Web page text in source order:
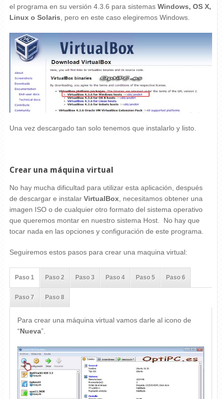
el programa en su versión 4.3.6 para sistemas Windows, OS X,
Linux o Solaris , pero en este caso elegiremos Windows.
Una vez descargado tan solo tenemos que instalarlo y listo.
Crear una máquina virtual
No hay mucha dificultad para utilizar esta aplicación, después
de descargar e instalar VirtualBox, necesitamos obtener una
imagen ISO o de cualquier otro formato del sistema operativo
que queremos montar en nuestro sistema Host. No hay que
tocar nada en las opciones y configuración de este programa.
Seguiremos estos pasos para crear una maquina virtual:
Paso 1 Paso 2 Paso 3 Paso 4 Paso 5 Paso 6
Paso 7 Paso 8
Para crear una máquina virtual vamos darle al icono de
“Nueva”.